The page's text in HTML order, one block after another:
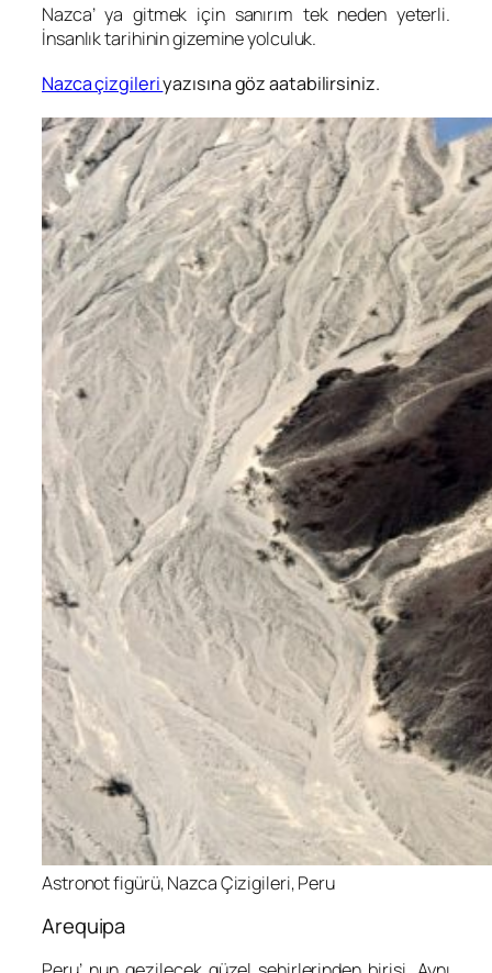
Nazca’ ya gitmek için sanırım tek neden yeterli.
İnsanlık tarihinin gizemine yolculuk.
Nazca çizgileriyazısına göz aatabilirsiniz.
Astronot figürü, Nazca Çizigileri, Peru
Arequipa